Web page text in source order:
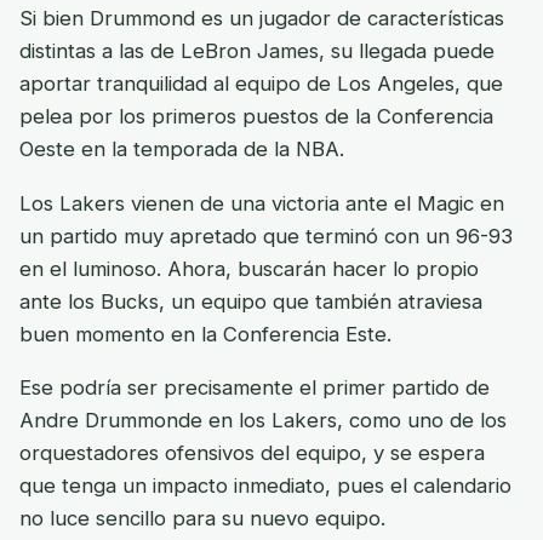
Si bien Drummond es un jugador de características
distintas a las de LeBron James, su llegada puede
aportar tranquilidad al equipo de Los Angeles, que
pelea por los primeros puestos de la Conferencia
Oeste en la temporada de la NBA.
Los Lakers vienen de una victoria ante el Magic en
un partido muy apretado que terminó con un 96-93
en el luminoso. Ahora, buscarán hacer lo propio
ante los Bucks, un equipo que también atraviesa
buen momento en la Conferencia Este.
Ese podría ser precisamente el primer partido de
Andre Drummonde en los Lakers, como uno de los
orquestadores ofensivos del equipo, y se espera
que tenga un impacto inmediato, pues el calendario
no luce sencillo para su nuevo equipo.